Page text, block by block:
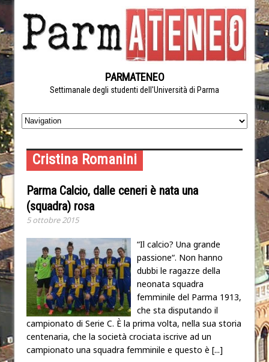
PARMATENEO
Settimanale degli studenti dell'Università di Parma
Cristina Romanini
Parma Calcio, dalle ceneri è nata una
(squadra) rosa
5 ottobre 2015
“Il calcio? Una grande
passione“. Non hanno
dubbi le ragazze della
neonata squadra
femminile del Parma 1913,
che sta disputando il
campionato di Serie C. È la prima volta, nella sua storia
centenaria, che la società crociata iscrive ad un
campionato una squadra femminile e questo è [...]